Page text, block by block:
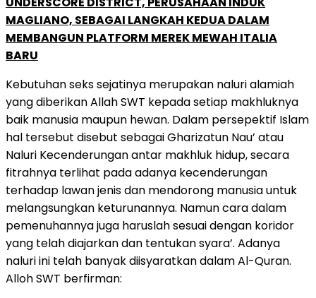
MAGLIANO, SEBAGAI LANGKAH KEDUA DALAM
MEMBANGUN PLATFORM MEREK MEWAH ITALIA
BARU
Kebutuhan seks sejatinya merupakan naluri alamiah
yang diberikan Allah SWT kepada setiap makhluknya
baik manusia maupun hewan. Dalam persepektif Islam
hal tersebut disebut sebagai Gharizatun Nau’ atau
Naluri Kecenderungan antar makhluk hidup, secara
fitrahnya terlihat pada adanya kecenderungan
terhadap lawan jenis dan mendorong manusia untuk
melangsungkan keturunannya. Namun cara dalam
pemenuhannya juga haruslah sesuai dengan koridor
yang telah diajarkan dan tentukan syara’. Adanya
naluri ini telah banyak diisyaratkan dalam Al-Quran.
Alloh SWT berfirman: